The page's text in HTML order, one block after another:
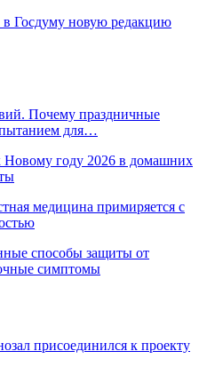
в Госдуму новую редакцию
Почему праздничные
для…
году 2026 в домашних
медицина примиряется с
способы защиты от
симптомы
присоединился к проекту